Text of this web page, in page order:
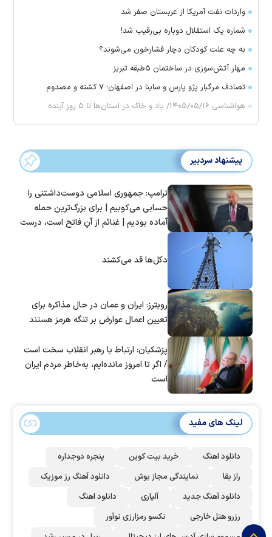
واردات نفت آمریکا از عربستان صفر شد
شماره یک استقلال دوباره بی‌رقیب شد!
به چه علت کودکان دچار فشارخون می‌شوند؟
مهار آتش‌سوزی در ساختمان ۵‌طبقه تبریز
تصادف مرگبار پژو پارس و ساینا در اصفهان؛ ۷ کشته و مصدوم
هواشناسی ۱۴۰۵/۰۵/۱۶/ باد و خاک در استان‌ها تا ۵ روز آینده
پیشنهاد سردبیر
ترامپ: جمهوری اسلامی دوست‌داشتنی را
حسابی می‌کوبیم | برای بزرگ‌ترین حمله
آماده بودیم | غنائم از آنِ فاتح است، درست
دکل‌ها قد می‌کشند
رویترز: ایران و عمان در حال مذاکره برای
تعیین اعمال عوارض بر تنگه هرمز هستند
پزشکیان: ارتباط با رهبر انقلاب سخت است
/ اگر تا امروز مانده‌ایم، به‌خاطر مردم ایران
است
لینک های مفید
دانلود اهنگ خرید بیت کوین
پنجره دوجداره
راز بقا
نمایندگی مجاز بوش
دانلود آهنگ رز‌ موزیک
دانلود آهنگ جدید
آلپاری
دانلود اهنگ
رزرو هتل خارجی
نکسو رمزارزی نوآور